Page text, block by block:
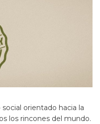
orientado hacia la
los rincones del mundo.